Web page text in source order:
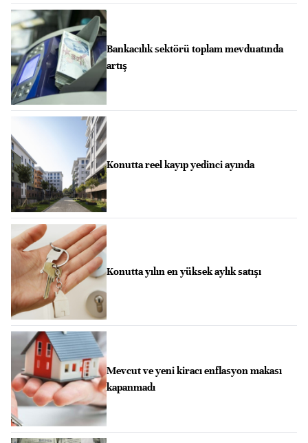
Bankacılık sektörü toplam mevduatında
artış
Konutta reel kayıp yedinci ayında
Konutta yılın en yüksek aylık satışı
Mevcut ve yeni kiracı enflasyon makası
kapanmadı